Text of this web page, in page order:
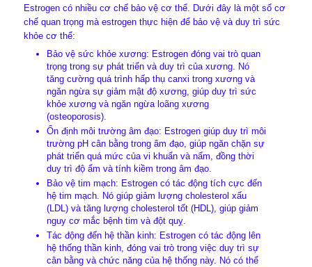
Estrogen có nhiều cơ chế bảo vệ cơ thể. Dưới đây là một số cơ
chế quan trọng mà estrogen thực hiện để bảo vệ và duy trì sức
khỏe cơ thể:
Bảo vệ sức khỏe xương: Estrogen đóng vai trò quan
trọng trong sự phát triển và duy trì của xương. Nó
tăng cường quá trình hấp thụ canxi trong xương và
ngăn ngừa sự giảm mật độ xương, giúp duy trì sức
khỏe xương và ngăn ngừa loãng xương
(osteoporosis).
Ổn định môi trường âm đạo: Estrogen giúp duy trì môi
trường pH cân bằng trong âm đạo, giúp ngăn chặn sự
phát triển quá mức của vi khuẩn và nấm, đồng thời
duy trì độ ẩm và tính kiềm trong âm đạo.
Bảo vệ tim mạch: Estrogen có tác động tích cực đến
hệ tim mạch. Nó giúp giảm lượng cholesterol xấu
(LDL) và tăng lượng cholesterol tốt (HDL), giúp giảm
nguy cơ mắc bệnh tim và đột quỵ.
Tác động đến hệ thần kinh: Estrogen có tác động lên
hệ thống thần kinh, đóng vai trò trong việc duy trì sự
cân bằng và chức năng của hệ thống này. Nó có thể